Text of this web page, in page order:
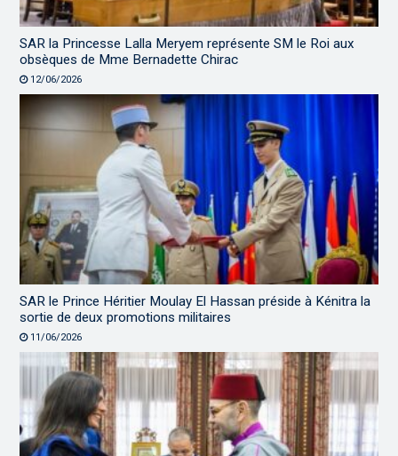
SAR la Princesse Lalla Meryem représente SM le Roi aux
obsèques de Mme Bernadette Chirac
12/06/2026
SAR le Prince Héritier Moulay El Hassan préside à Kénitra la
sortie de deux promotions militaires
11/06/2026